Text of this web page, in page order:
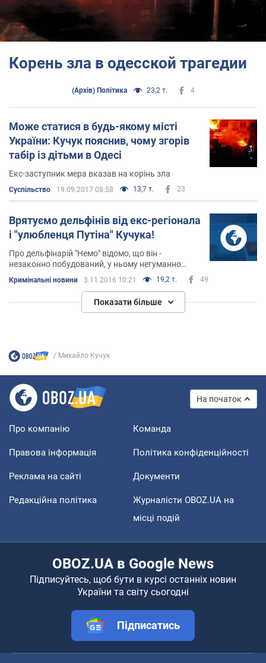
Корень зла в одесской трагедии
(Архів) Політика 23,2 т. 4
Може статися в будь-якому місті
України: Кучук пояснив, чому згорів
табір із дітьми в Одесі
Екс-заступник мера вказав на корінь зла
Суспільство 19.09.2017 08:58 13,7 т. 23
Врятуємо дельфінів від екс-регіонала
і "улюбленця Путіна" Кучука!
Про дельфінарій "Немо" відомо, що він -
незаконно побудований, у ньому негуманно
ставляться до тваринам, занесених до Червоної
книги, і його необхідно закривати через численні
порушення законодавства
Кримінальні новини 3.11.2016 10:21 19,2 т. 49
Показати більше
Михайло Кучук
На початок
Про компанію Команда
Правова інформація Політика конфіденційності
Реклама на сайті Документи
Редакційна політика
Журналісти OBOZ.UA на
місці подій
OBOZ.UA в Google News
Підписуйтесь, щоб бути в курсі останніх новин
України та світу сьогодні
Підписатись